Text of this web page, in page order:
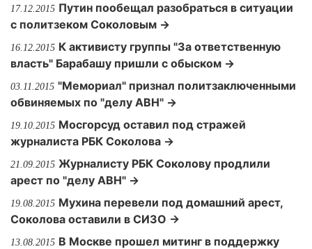
17.12.2015 Путин пообещал разобраться в ситуации
с политзеком Соколовым →
16.12.2015 К активисту группы "За ответственную
власть" Барабашу пришли с обыском →
03.11.2015 "Мемориал" признал политзаключенными
обвиняемых по "делу АВН" →
19.10.2015 Мосгорсуд оставил под стражей
журналиста РБК Соколова →
21.09.2015 Журналисту РБК Соколову продлили
арест по "делу АВН" →
19.08.2015 Мухина перевели под домашний арест,
Соколова оставили в СИЗО →
13.08.2015 В Москве прошел митинг в поддержку